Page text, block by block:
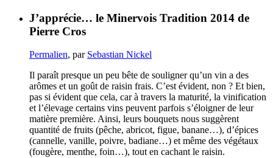
J’apprécie… le Minervois Tradition 2014 de
Pierre Cros
Permalien, par Sebastian Nickel
Il paraît presque un peu bête de souligner qu’un vin a des
arômes et un goût de raisin frais. C’est évident, non ? Et bien,
pas si évident que cela, car à travers la maturité, la vinification
et l’élevage certains vins peuvent parfois s’éloigner de leur
matière première. Ainsi, leurs bouquets nous suggèrent
quantité de fruits (pêche, abricot, figue, banane…), d’épices
(cannelle, vanille, poivre, badiane…) et même des végétaux
(fougère, menthe, foin…), tout en cachant le raisin.